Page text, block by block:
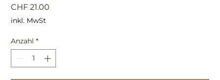
CHF 21.00
inkl. MwSt
Anzahl *